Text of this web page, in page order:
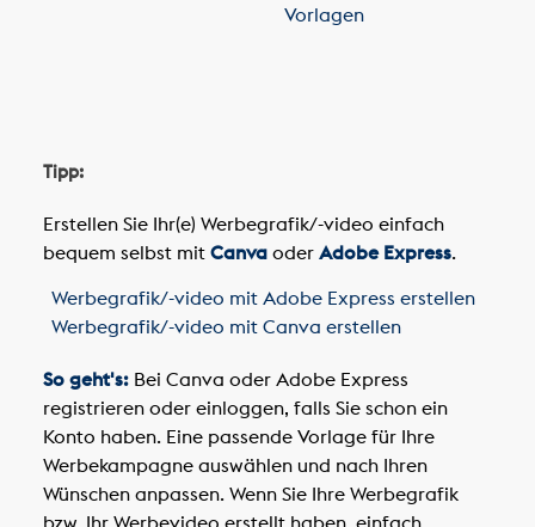
Vorlagen
Tipp:
Erstellen Sie Ihr(e) Werbegrafik/-video einfach
bequem selbst mit Canvaoder Adobe Express.
Werbegrafik/-video mit Adobe Express erstellen
Werbegrafik/-video mit Canva erstellen
So geht's:Bei Canva oder Adobe Express
registrieren oder einloggen, falls Sie schon ein
Konto haben. Eine passende Vorlage für Ihre
Werbekampagne auswählen und nach Ihren
Wünschen anpassen. Wenn Sie Ihre Werbegrafik
bzw. Ihr Werbevideo erstellt haben, einfach